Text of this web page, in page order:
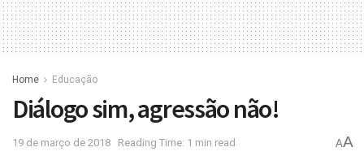
Home Educação
Diálogo sim, agressão não!
19 de março de 2018 Reading Time: 1 min read AA